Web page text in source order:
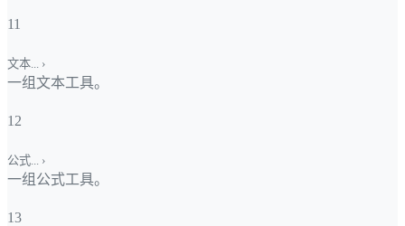
11
文本... ›
一组文本工具。
12
公式... ›
一组公式工具。
13